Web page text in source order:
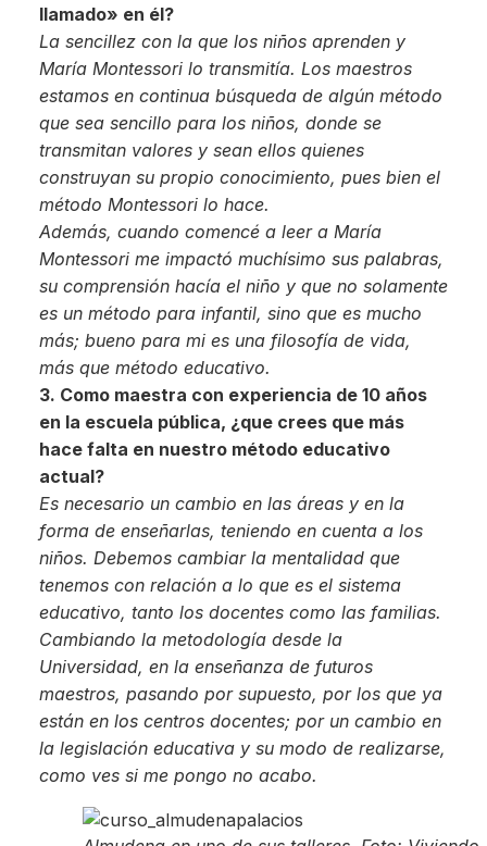
llamado» en él?
La sencillez con la que los niños aprenden y
María Montessori lo transmitía. Los maestros
estamos en continua búsqueda de algún método
que sea sencillo para los niños, donde se
transmitan valores y sean ellos quienes
construyan su propio conocimiento, pues bien el
método Montessori lo hace.
Además, cuando comencé a leer a María
Montessori me impactó muchísimo sus palabras,
su comprensión hacía el niño y que no solamente
es un método para infantil, sino que es mucho
más; bueno para mi es una filosofía de vida,
más que método educativo.
3. Como maestra con experiencia de 10 años
en la escuela pública, ¿que crees que más
hace falta en nuestro método educativo
actual?
Es necesario un cambio en las áreas y en la
forma de enseñarlas, teniendo en cuenta a los
niños. Debemos cambiar la mentalidad que
tenemos con relación a lo que es el sistema
educativo, tanto los docentes como las familias.
Cambiando la metodología desde la
Universidad, en la enseñanza de futuros
maestros, pasando por supuesto, por los que ya
están en los centros docentes; por un cambio en
la legislación educativa y su modo de realizarse,
como ves si me pongo no acabo.